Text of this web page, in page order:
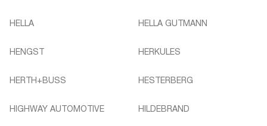
HELLA HELLA GUTMANN
HENGST HERKULES
HERTH+BUSS HESTERBERG
HIGHWAY AUTOMOTIVE HILDEBRAND